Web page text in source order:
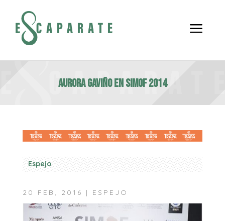
a
Aurora Gaviño en Simof 2014
Espejo
20 FEB, 2016 | ESPEJO